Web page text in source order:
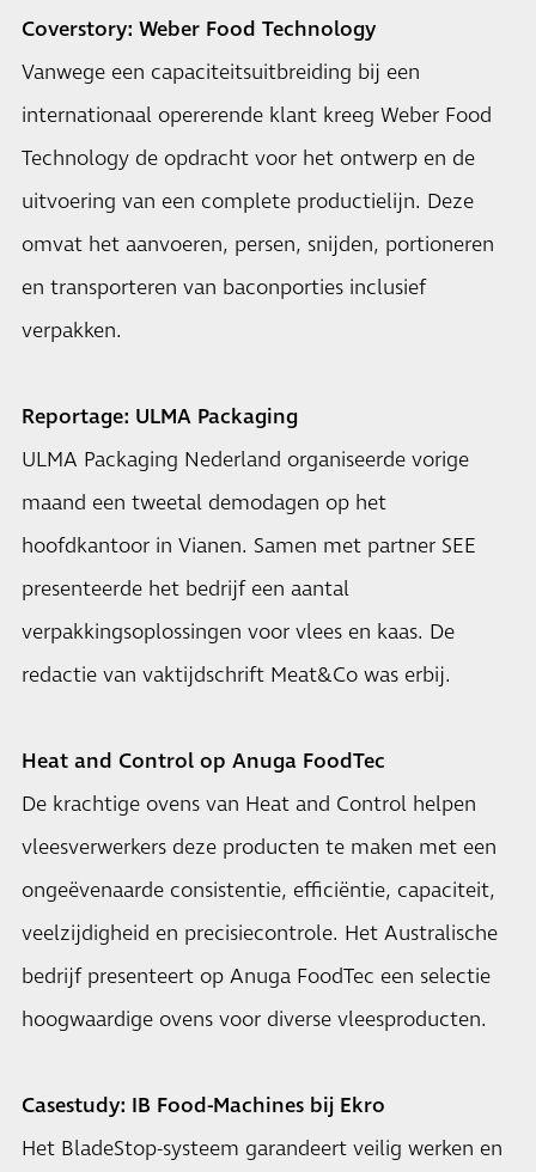
Coverstory: Weber Food Technology
Vanwege een capaciteitsuitbreiding bij een
internationaal opererende klant kreeg Weber Food
Technology de opdracht voor het ontwerp en de
uitvoering van een complete productielijn. Deze
omvat het aanvoeren, persen, snijden, portioneren
en transporteren van baconporties inclusief
verpakken.
Reportage: ULMA Packaging
ULMA Packaging Nederland organiseerde vorige
maand een tweetal demodagen op het
hoofdkantoor in Vianen. Samen met partner SEE
presenteerde het bedrijf een aantal
verpakkingsoplossingen voor vlees en kaas. De
redactie van vaktijdschrift Meat&Co was erbij.
Heat and Control op Anuga FoodTec
De krachtige ovens van Heat and Control helpen
vleesverwerkers deze producten te maken met een
ongeëvenaarde consistentie, efficiëntie, capaciteit,
veelzijdigheid en precisiecontrole. Het Australische
bedrijf presenteert op Anuga FoodTec een selectie
hoogwaardige ovens voor diverse vleesproducten.
Casestudy: IB Food-Machines bij Ekro
Het BladeStop-systeem garandeert veilig werken en